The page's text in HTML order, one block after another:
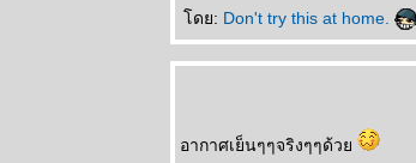
ดย: Don't try this at home.
อากาศเย็นๆๆจริงๆๆด้ว